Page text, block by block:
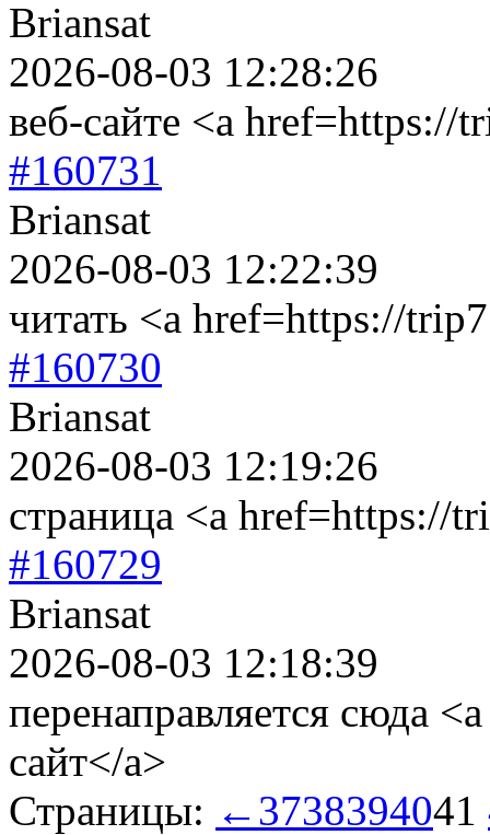
Briansat
2026-08-03 12:28:26
веб-сайте <a href=https://
#160731
Briansat
2026-08-03 12:22:39
читать <a href=https://
#160730
Briansat
2026-08-03 12:19:26
страница <a href=https://
#160729
Briansat
2026-08-03 12:18:39
перенаправляется сюда
сайт</a>
Страницы: ← 3738394041